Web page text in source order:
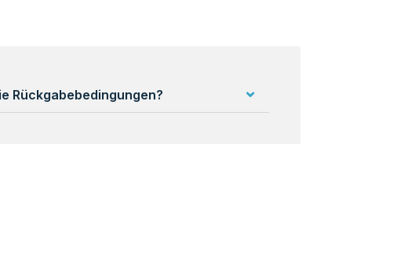
Rückgabebedingungen?